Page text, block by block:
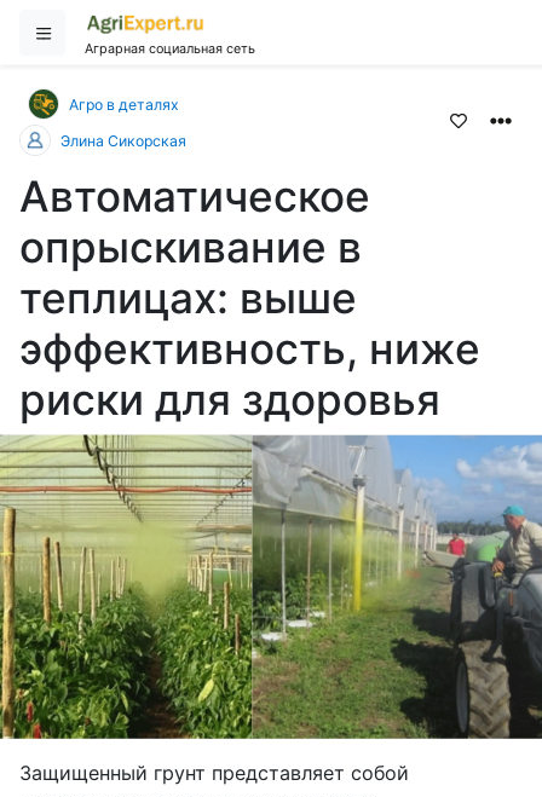
Аграрная социальная сеть
Агро в деталях
Элина Сикорская
Автоматическое
опрыскивание в
теплицах: выше
эффективность, ниже
риски для здоровья
Защищенный грунт представляет собой